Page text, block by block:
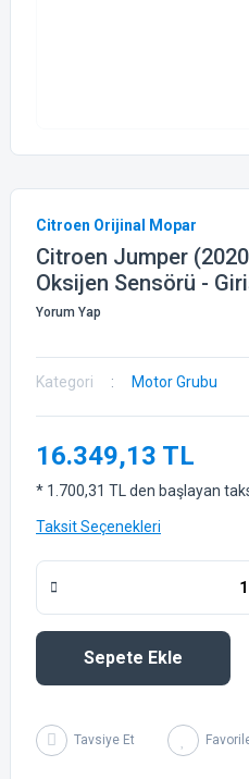
Citroen Orijinal Mopar
Citroen Jumper
Oksijen Sensörü -
Yorum Yap
Kategori Motor Grubu
16.349,13 TL
* 1.700,31 TL den başlayan
Taksit Seçenekleri
Sepete Ekle
Tavsiye Et